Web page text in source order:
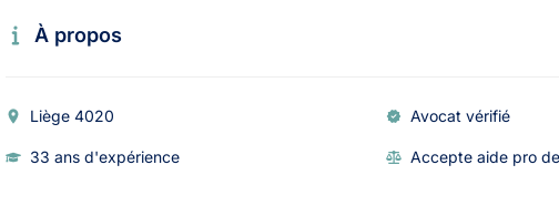
À propos
Liège 4020 Avocat vérifié
33 ans d'expérience Accepte aide pro